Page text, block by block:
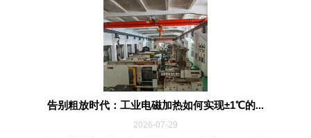
告别粗放时代：工业电磁加热如何实现±1℃的...
2026-07-29